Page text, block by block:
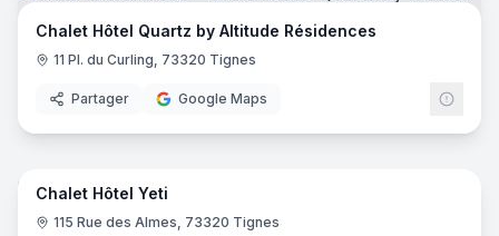
Chalet Hôtel Quartz by Altitude Résidences
11 Pl. du Curling, 73320 Tignes
Partager Google Maps
44
Chalet Hôtel Yeti
115 Rue des Almes, 73320 Tignes